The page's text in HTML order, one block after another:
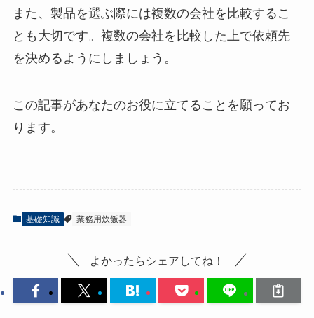
また、製品を選ぶ際には複数の会社を比較するこ
とも大切です。複数の会社を比較した上で依頼先
を決めるようにしましょう。
この記事があなたのお役に立てることを願ってお
ります。
基礎知識 業務用炊飯器
よかったらシェアしてね！